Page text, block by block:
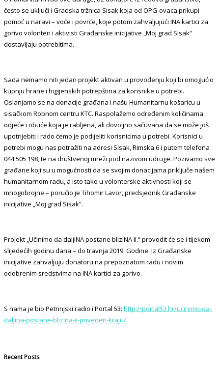
često se uključi i Gradska tržnica Sisak koja od OPG-ovaca prikupi
pomoć u naravi – voće i povrće, koje potom zahvaljujući INA kartici za
gorivo volonteri i aktivisti Građanske inicijative „Moj grad Sisak“
dostavljaju potrebitima.
Sada nemamo niti jedan projekt aktivan u provođenju koji bi omogućio
kupnju hrane i higijenskih potrepština za korisnike u potrebi.
Oslanjamo se na donacije građana i našu Humanitarnu košaricu u
sisačkom Robnom centru KTC. Raspolažemo određenim količinama
odjeće i obuće koja je rabljena, ali dovoljno sačuvana da se može još
upotrijebiti i rado ćemo je podijeliti korisnicima u potrebi. Korisnici u
potrebi mogu nas potražiti na adresi Sisak, Rimska 6 i putem telefona
044 505 198, te na društvenoj mreži pod nazivom udruge. Pozivamo sve
građane koji su u mogućnosti da se svojim donacijama priključe našem
humanitarnom radu, a isto tako u volonterske aktivnosti koji se
mnogobrojne – poručio je Tihomir Lavor, predsjednik Građanske
inicijative „Moj grad Sisak“.
Projekt „Učinimo da daljINA postane blizINA II.“ provodit će se i tijekom
slijedećih godinu dana – do travnja 2019. Godine. Iz Građanske
inicijative zahvaljuju donatoru na prepoznatom radu i novim
odobrenim sredstvima na INA kartici za gorivo.
S nama je bio Petrinjski radio i Portal 53: http://portal53.hr/ucinimo-da-
daljina-postane-blizina-ii-priveden-kraju/
Recent Posts